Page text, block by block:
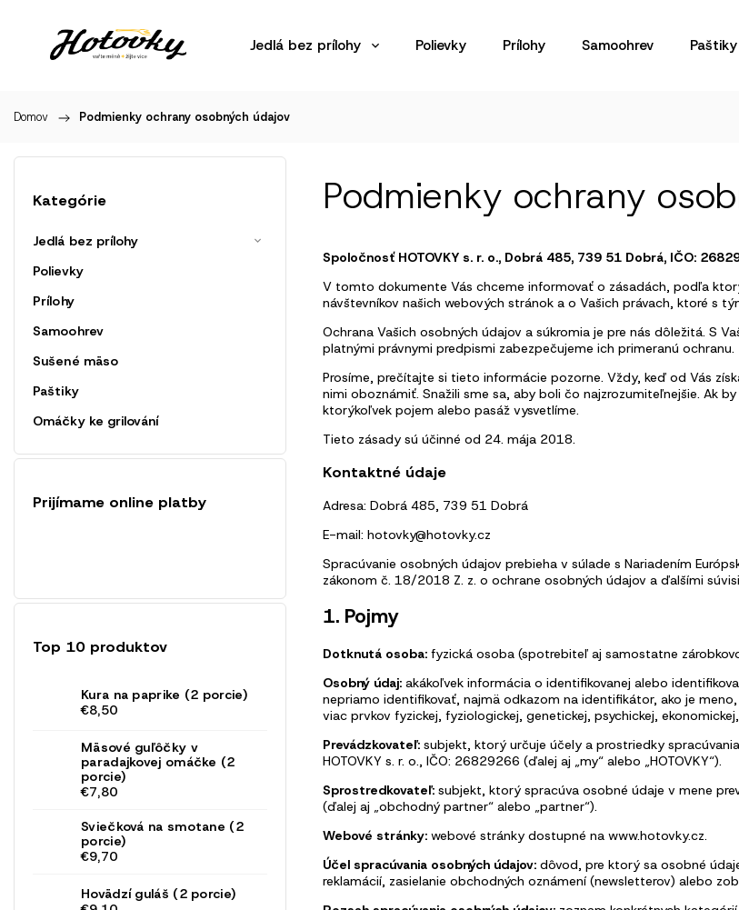
Jedlá bez prílohy Polievky Prílohy Samoohrev Paštiky
Domov / Podmienky ochrany osobných údajov
Kategórie
Jedlá bez prílohy
Polievky
Prílohy
Samoohrev
Sušené mäso
Paštiky
Omáčky ke grilování
Prijímame online platby
Top 10 produktov
Kura na paprike (2 porcie)
€8,50
Mäsové guľôčky v
paradajkovej omáčke (2
porcie)
€7,80
Sviečková na smotane (2
porcie)
€9,70
Hovädzí guláš (2 porcie)
Podmienky ochrany
Spoločnosť HOTOVKY s. r. o., Dobrá 485, 739 51 Dobrá, IČO:
V tomto dokumente Vás chceme informovať o zásadách, podľa
návštevníkov našich webových stránok a o Vašich právach, ktoré s
Ochrana Vašich osobných údajov a súkromia je pre nás dôležitá. S
platnými právnymi predpismi zabezpečujeme ich primeranú ochranu.
Prosíme, prečítajte si tieto informácie pozorne. Vždy, keď od Vás
nimi oboznámiť. Snažili sme sa, aby boli čo najzrozumiteľnejšie. Ak
ktorýkoľvek pojem alebo pasáž vysvetlíme.
Tieto zásady sú účinné od 24. mája 2018.
Kontaktné údaje
Adresa: Dobrá 485, 739 51 Dobrá
E-mail: hotovky@hotovky.cz
Spracúvanie osobných údajov prebieha v súlade s Nariadením
zákonom č. 18/2018 Z. z. o ochrane osobných údajov a ďalšími
1. Pojmy
Dotknutá osoba: fyzická osoba (spotrebiteľ aj samostatne
Osobný údaj: akákoľvek informácia o identifikovanej alebo
nepriamo identifikovať, najmä odkazom na identifikátor, ako je
viac prvkov fyzickej, fyziologickej, genetickej, psychickej,
Prevádzkovateľ: subjekt, ktorý určuje účely a prostriedky
HOTOVKY s. r. o., IČO: 26829266 (ďalej aj „my“ alebo „HOTOVKY“).
Sprostredkovateľ: subjekt, ktorý spracúva osobné údaje v mene
(ďalej aj „obchodný partner“ alebo „partner“).
Webové stránky: webové stránky dostupné na www.hotovky.cz.
Účel spracúvania osobných údajov: dôvod, pre ktorý sa osobné
reklamácií, zasielanie obchodných oznámení (newsletterov) alebo